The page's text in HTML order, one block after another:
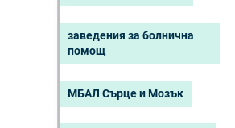
заведения за болнична
помощ
МБАЛ Сърце и Мозък